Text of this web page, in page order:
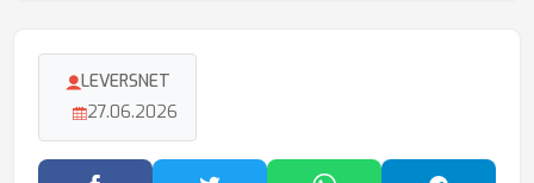
LEVERSNET
27.06.2026